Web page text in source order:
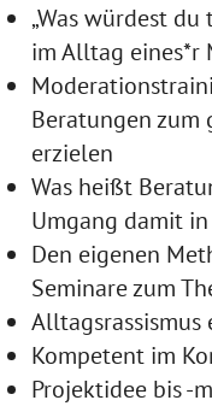
„Was würdest
im Alltag
Beratungen
erzielen
Was heißt
Umgang damit
Den eigenen
Seminare zum
Kompetent im
Projektidee bis -